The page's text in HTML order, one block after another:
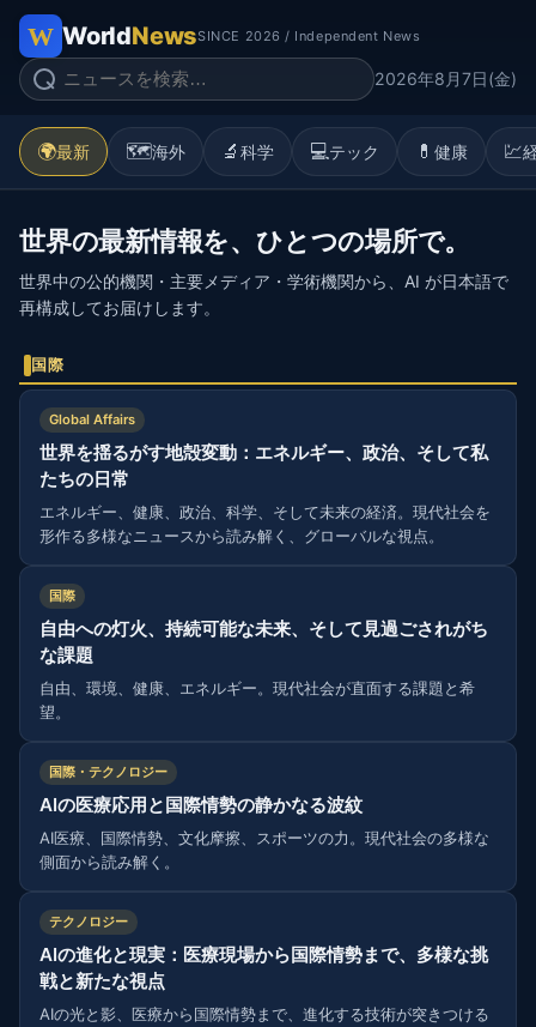
WorldNewsSINCE 2026 / Independent News
2026年8月7日(金)
🌍最新 🗺️海外 🔬 科学 💻テック 💊 健康 💹
世界の最新情報を、ひとつの場所で。
世界中の公的機関・主要メディア・学術機関から、AI が日本語で
再構成してお届けします。
国際
Global Affairs
世界を揺るがす地殻変動：エネルギー、政治、そして私
たちの日常
エネルギー、健康、政治、科学、そして未来の経済。現代社会を
形作る多様なニュースから読み解く、グローバルな視点。
国際
自由への灯火、持続可能な未来、そして見過ごされがち
な課題
自由、環境、健康、エネルギー。現代社会が直面する課題と希
望。
国際・テクノロジー
AIの医療応用と国際情勢の静かなる波紋
AI医療、国際情勢、文化摩擦、スポーツの力。現代社会の多様な
側面から読み解く。
テクノロジー
AIの進化と現実：医療現場から国際情勢まで、多様な挑
戦と新たな視点
AIの光と影、医療から国際情勢まで、進化する技術が突きつける